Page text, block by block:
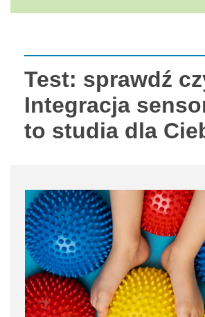
Test: sprawdź
Integracja
to studia dla